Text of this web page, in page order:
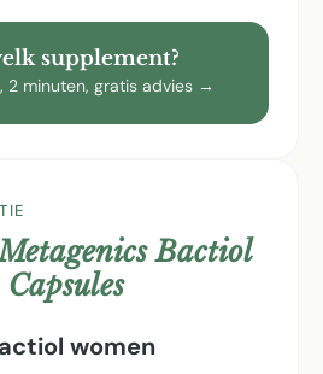
supplement?
2 minuten, gratis advies →
Bactiol
women